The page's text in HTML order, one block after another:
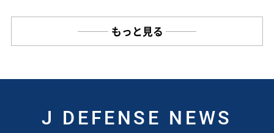
もっと見る
J DEFENSE NEWS